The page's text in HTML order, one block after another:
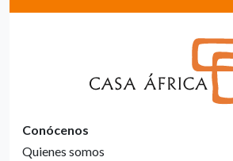
Conócenos
Quienes somos